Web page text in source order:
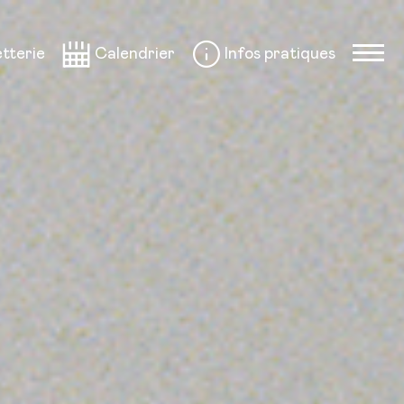
Calendrier Infos pratiques